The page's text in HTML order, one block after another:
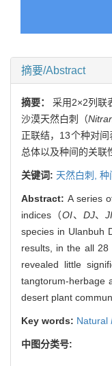
摘要/Abstract
摘要：采用2×2列联
沙漠天然白刺（
正联结，13个种对
总体以及种间的关联
关键词: 天然白刺, 种
Abstract:A series
indices（OI、 DJ、JI
species in Ulanbuh
results, in the all 28
revealed little
tangtorum-herbage
desert plant
Key words: Natural
中图分类号: